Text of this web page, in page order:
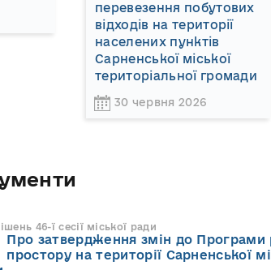
перевезення побутових
відходів на території
населених пунктів
Сарненської міської
територіальної громади
30 червня 2026
46-ї сесії міської ради
Про затвердження змін до Програми
простору на території Сарненської